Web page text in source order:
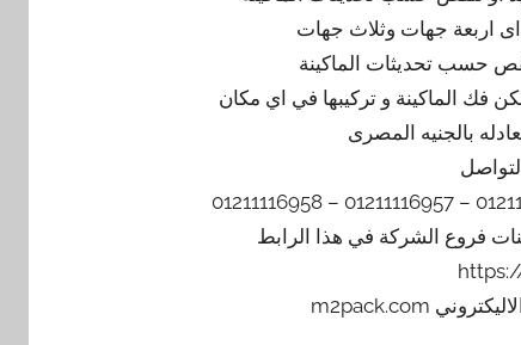
اربعة جهات وثلاث جهات
فروع الشركة في هذا الرابط